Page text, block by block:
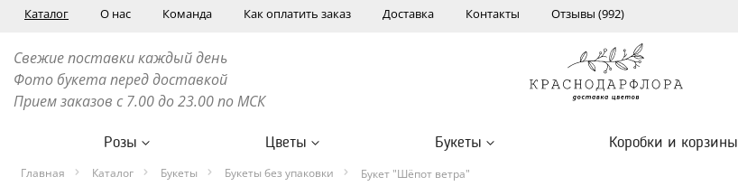
Каталог О нас Команда Как оплатить заказ Доставка Контакты Отзывы (992)
Свежие поставки каждый день
Фото букета перед доставкой
Прием заказов с 7.00 до 23.00 по МСК
Розы Цветы Букеты Коробки и корзины
Главная Каталог Букеты Букеты без упаковки Букет "Шёпот ветра"